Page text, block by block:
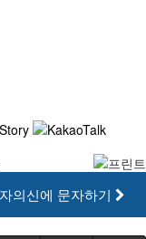
의신에 문자하기